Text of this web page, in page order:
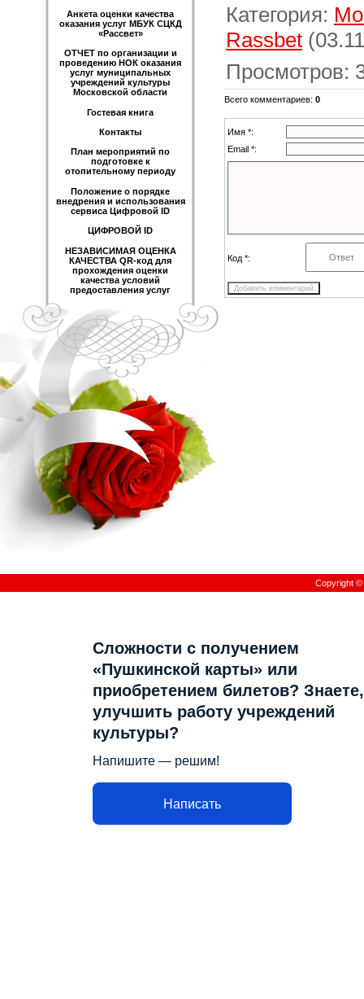
Анкета оценки качества
оказания услуг МБУК СЦКД
«Рассвет»
ОТЧЕТ по организации и
проведению НОК оказания
услуг муниципальных
учреждений культуры
Московской области
Гостевая книга
Контакты
План мероприятий по
подготовке к
отопительному периоду
Положение о порядке
внедрения и использования
сервиса Цифровой ID
ЦИФРОВОЙ ID
НЕЗАВИСИМАЯ ОЦЕНКА
КАЧЕСТВА QR-код для
прохождения оценки
качества условий
предоставления услуг
Категория:
Rassbet
Просмотров:
Всего комментариев: 0
Имя *:
Email *:
Код *:
Copyright
Сложности с получением
«Пушкинской карты» или
приобретением билетов?
улучшить работу учреждений
культуры?
Напишите — решим!
Написать